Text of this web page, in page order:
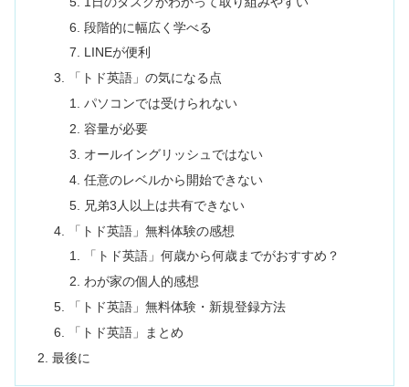
段階的に幅広く学べる
LINEが便利
「トド英語」の気になる点
パソコンでは受けられない
容量が必要
オールイングリッシュではない
任意のレベルから開始できない
兄弟3人以上は共有できない
「トド英語」無料体験の感想
「トド英語」何歳から何歳までがおすすめ？
わが家の個人的感想
「トド英語」無料体験・新規登録方法
「トド英語」まとめ
最後に